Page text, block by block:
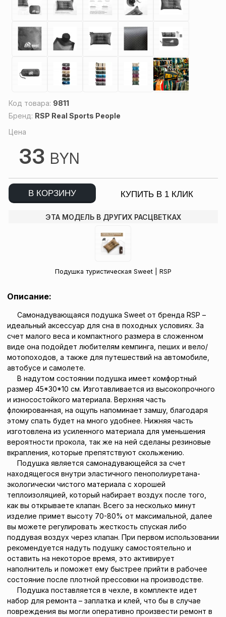
Код товара: 9811
Бренд: RSP Real Sports People
Цена
33 BYN
В КОРЗИНУ КУПИТЬ В 1 КЛИК
ЭТА МОДЕЛЬ В ДРУГИХ РАСЦВЕТКАХ
Подушка туристическая Sweet | RSP
Описание:
Самонадувающаяся подушка Sweet от бренда RSP –
идеальный аксессуар для сна в походных условиях. За
счет малого веса и компактного размера в сложенном
виде она подойдет любителям кемпинга, пеших и вело/
мотопоходов, а также для путешествий на автомобиле,
автобусе и самолете.
В надутом состоянии подушка имеет комфортный
размер 45*30*10 см. Изготавливается из высокопрочного
и износостойкого материала. Верхняя часть
флокированная, на ощупь напоминает замшу, благодаря
этому спать будет на много удобнее. Нижняя часть
изготовлена из усиленного материала для уменьшения
вероятности прокола, так же на ней сделаны резиновые
вкрапления, которые препятствуют скольжению.
Подушка является самонадувающейся за счет
находящегося внутри эластичного пенополиуретана-
экологически чистого материала с хорошей
теплоизоляцией, который набирает воздух после того,
как вы открываете клапан. Всего за несколько минут
изделие примет высоту 70-80% от максимальной, далее
вы можете регулировать жесткость спуская либо
поддувая воздух через клапан. При первом использовании
рекомендуется надуть подушку самостоятельно и
оставить на некоторое время, это активирует
наполнитель и поможет ему быстрее прийти в рабочее
состояние после плотной прессовки на производстве.
Подушка поставляется в чехле, в комплекте идет
набор для ремонта – заплатка и клей, что бы в случае
повреждения вы могли оперативно произвести ремонт в